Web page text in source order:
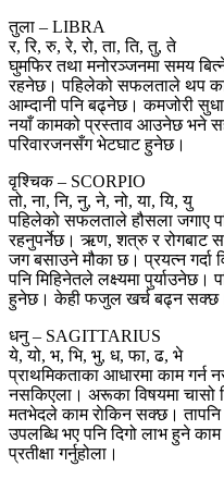
तुला – LIBRA
र, रि, रु, रे, रो, ता, ति, तु, ते
घुमफिर तथा मनोरञ्जनमा समय
रहनेछ। पहिलेको सफलताले थप
आम्दानी पनि बढ्नेछ। कमजोरी
नयाँ कामको प्रस्ताव आउनेछ भने
परिवारजनसँग भेटघाट हुनेछ।
वृश्चिक – SCORPIO
तो, ना, नि, नु, ने, नो, या, यि, यु
पहिलेको सफलताले हौसला जगाए
रहनुपर्नेछ। ऋण, शत्रु र रोगबाट
जग बसाउने मौका छ। प्रयत्न गर्दा
पनि मिहिनेतले लक्ष्यमा पुर्याउनेछ।
हुनेछ। केही फजुल खर्च बढ्न
धनु – SAGITTARIUS
ये, यो, भ, भि, भु, ध, फा, ढ, भे
प्राथमिकताका आधारमा काम गर्न
नसकिएला। अरूका विषयमा चासो
मतभेदले काम राेकिन सक्छ। तापनि
उपलब्धि भए पनि दिगो लाभ हुने
प्रतीक्षा गर्नुहोला।